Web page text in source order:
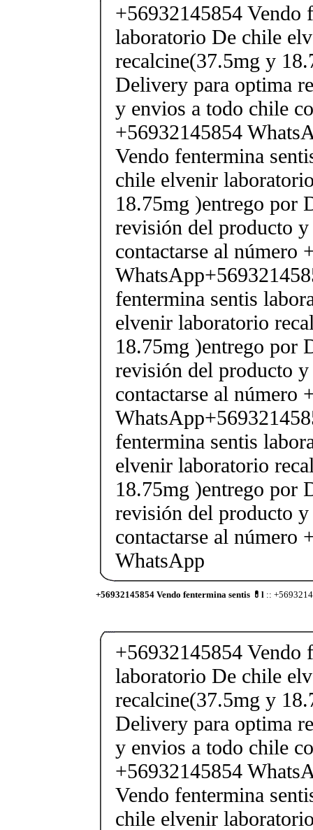
+56932145854 Vendo
laboratorio De chile
recalcine(37.5mg y
Delivery para optima
y envios a todo chile
+56932145854
Vendo fentermina
chile elvenir
18.75mg )entrego por
revisión del producto
contactarse al número
fentermina sentis
elvenir laboratorio
18.75mg )entrego por
revisión del producto
contactarse al número
fentermina sentis
elvenir laboratorio
18.75mg )entrego por
revisión del producto
contactarse al número
WhatsApp
+56932145854 Vendo fentermina sentis 💊l ::
+56932145854 Vendo
laboratorio De chile
recalcine(37.5mg y
Delivery para optima
y envios a todo chile
+56932145854
Vendo fentermina
chile elvenir